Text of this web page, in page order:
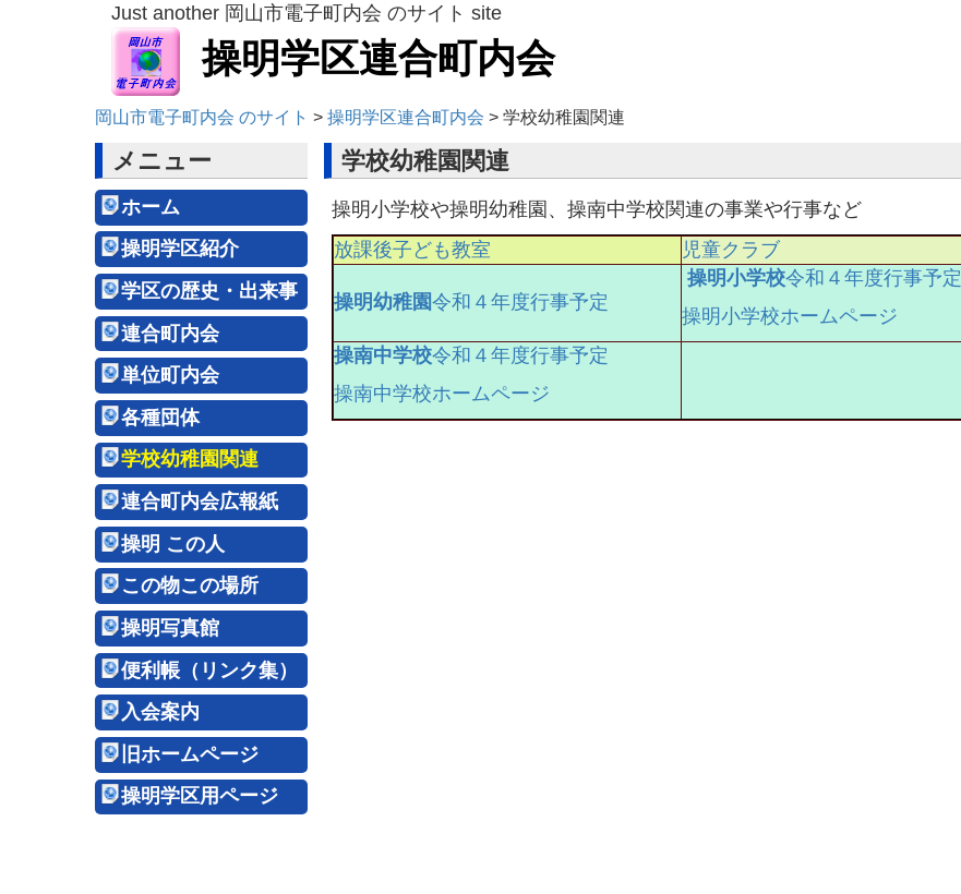
Just another 岡山市電子町内会 のサイト site
操明学区連合町内会
岡山市電子町内会 のサイト > 操明学区連合町内会 > 学校幼稚園関連
メニュー
ホーム
操明学区紹介
学区の歴史・出来事
連合町内会
単位町内会
各種団体
学校幼稚園関連
連合町内会広報紙
操明 この人
この物この場所
操明写真館
便利帳（リンク集）
入会案内
旧ホームページ
操明学区用ページ
学校幼稚園関連
操明小学校や操明幼稚園、操南中学校関連の事業や行事など
放課後子ども教室
児童クラブ
操明幼稚園令和４年度行事予定
操明小学校令和４年度行事予定
操明小学校ホームページ
操南中学校令和４年度行事予定
操南中学校ホームページ